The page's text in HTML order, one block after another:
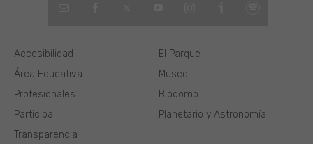
El Parque
Museo
Biodomo
Planetario y Astronomía
Área Educativa
Profesionales
Participa
Transparencia
Accesibilidad